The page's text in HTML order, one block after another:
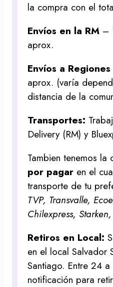
la compra con el
Envíos en la RM –
aprox.
Envíos a Regiones
aprox. (varía
distancia de la
Transportes:
Delivery (RM) y
Tambien tenemos la
por pagar en el
transporte de tu
TVP, Transvalle,
Chilexpress,
Retiros en Local:
en el local Salvador
Santiago. Entre 24
notificación para